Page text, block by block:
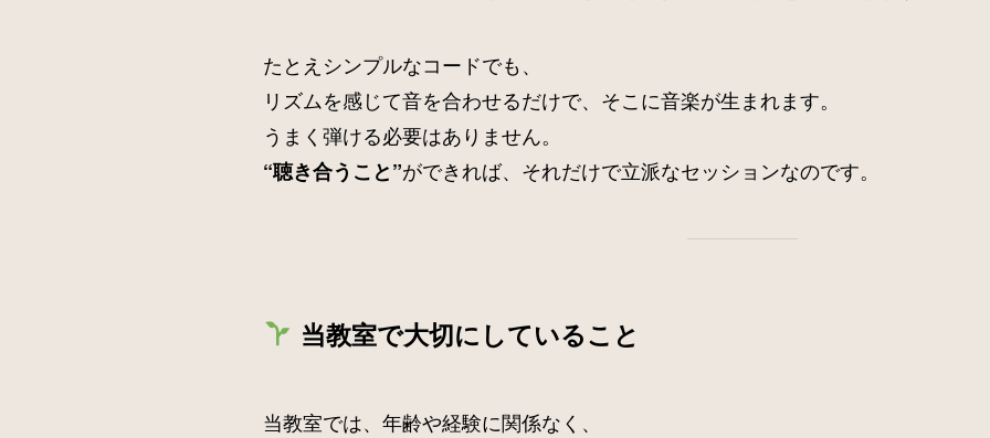
たとえシンプルなコードでも、
リズムを感じて音を合わせるだけで、そこに音楽が生まれます。
うまく弾ける必要はありません。
“聴き合うこと”ができれば、それだけで立派なセッションなのです。
当教室で大切にしていること
当教室では、年齢や経験に関係なく、